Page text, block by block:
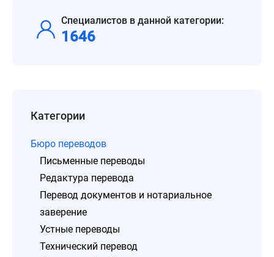
Специалистов в данной категории:
1646
Категории
Бюро переводов
Письменные переводы
Редактура перевода
Перевод документов и нотариальное
заверение
Устные переводы
Технический перевод